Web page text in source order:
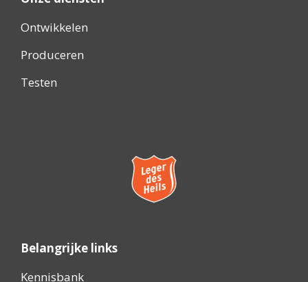
Ontwikkelen
Produceren
Testen
Belangrijke links
Kennisbank